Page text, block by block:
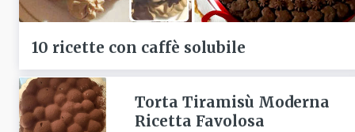
10 ricette con caffè solubile
Torta Tiramisù Moderna
Ricetta Favolosa